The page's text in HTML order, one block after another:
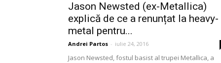
Jason Newsted (ex-Metallica)
explică de ce a renunțat la heavy-
metal pentru...
Andrei Partos - iulie 24, 2016
Jason Newsted, fostul basist al trupei Metallica, a